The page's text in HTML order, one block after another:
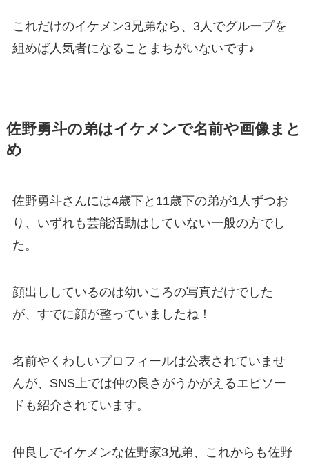
これだけのイケメン3兄弟なら、3人でグループを
組めば人気者になることまちがいないです♪
佐野勇斗の弟はイケメンで名前や画像まと
め
佐野勇斗さんには4歳下と11歳下の弟が1人ずつお
り、いずれも芸能活動はしていない一般の方でし
た。
顔出ししているのは幼いころの写真だけでした
が、すでに顔が整っていましたね！
名前やくわしいプロフィールは公表されていませ
んが、SNS上では仲の良さがうかがえるエピソー
ドも紹介されています。
仲良しでイケメンな佐野家3兄弟、これからも佐野